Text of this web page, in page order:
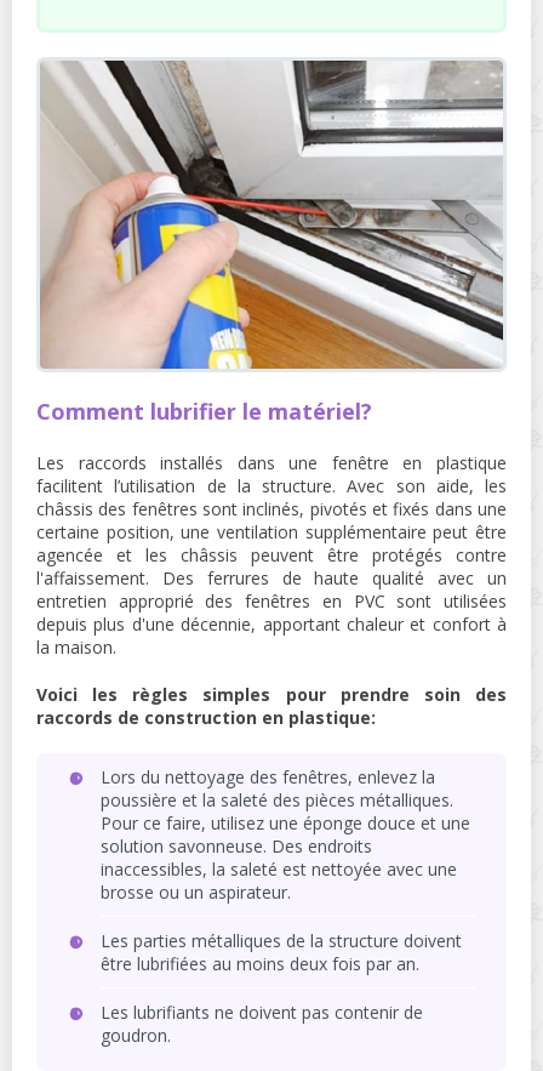
Comment lubrifier le matériel?
Les raccords installés dans une fenêtre en plastique
facilitent l’utilisation de la structure. Avec son aide, les
châssis des fenêtres sont inclinés, pivotés et fixés dans une
certaine position, une ventilation supplémentaire peut être
agencée et les châssis peuvent être protégés contre
l'affaissement. Des ferrures de haute qualité avec un
entretien approprié des fenêtres en PVC sont utilisées
depuis plus d'une décennie, apportant chaleur et confort à
la maison.
Voici les règles simples pour prendre soin des
raccords de construction en plastique:
Lors du nettoyage des fenêtres, enlevez la
poussière et la saleté des pièces métalliques.
Pour ce faire, utilisez une éponge douce et une
solution savonneuse. Des endroits
inaccessibles, la saleté est nettoyée avec une
brosse ou un aspirateur.
Les parties métalliques de la structure doivent
être lubrifiées au moins deux fois par an.
Les lubrifiants ne doivent pas contenir de
goudron.